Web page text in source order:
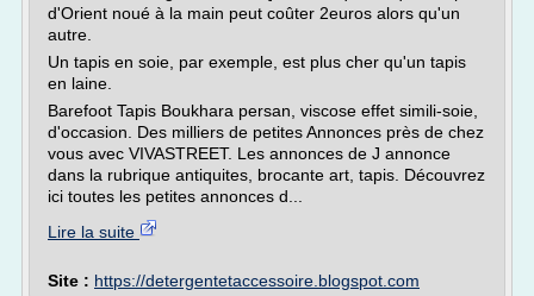
d'Orient noué à la main peut coûter 2euros alors qu'un
autre.
Un tapis en soie, par exemple, est plus cher qu'un tapis
en laine.
Barefoot Tapis Boukhara persan, viscose effet simili-soie,
d'occasion. Des milliers de petites Annonces près de chez
vous avec VIVASTREET. Les annonces de J annonce
dans la rubrique antiquites, brocante art, tapis. Découvrez
ici toutes les petites annonces d...
Lire la suite
Site : https://detergentetaccessoire.blogspot.com